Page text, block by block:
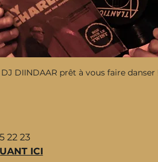
DJ DIINDAAR prêt à vous faire danser
22 23
ICI